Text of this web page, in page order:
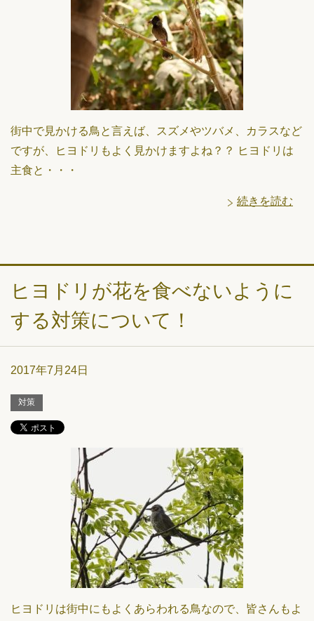
街中で見かける鳥と言えば、スズメやツバメ、カラスなど
ですが、ヒヨドリもよく見かけますよね？？ ヒヨドリは
主食と・・・
続きを読む
ヒヨドリが花を食べないように
する対策について！
2017年7月24日
対策
ヒヨドリは街中にもよくあらわれる鳥なので、皆さんもよ